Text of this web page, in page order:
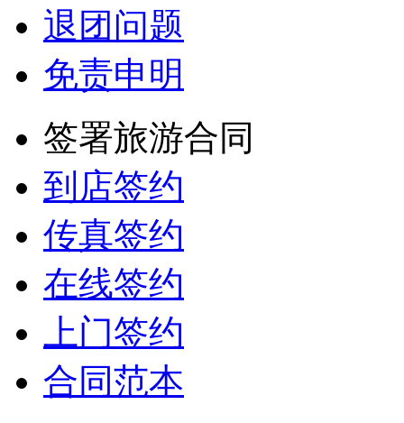
退团问题
免责申明
签署旅游合同
到店签约
传真签约
在线签约
上门签约
合同范本